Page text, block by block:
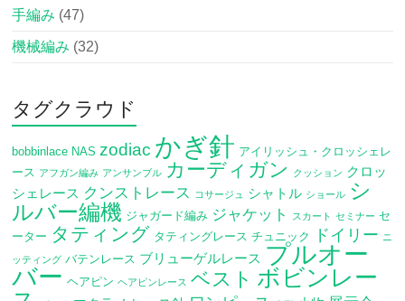
手編み (47)
機械編み (32)
タグクラウド
bobbinlace NAS zodiac かぎ針 アイリッシュ・クロッシェレ
ース アフガン編み アンサンブル カーディガン クッション クロッ
シェレース クンストレース コサージュ シャトル ショール シ
ルバー編機 ジャガード編み ジャケット スカート セミナー セ
ーター タティング タティングレース チュニック ドイリー ニ
ッティング バテンレース ブリューゲルレース プルオー
バー ヘアピン ヘアピンレース ベスト ボビンレー